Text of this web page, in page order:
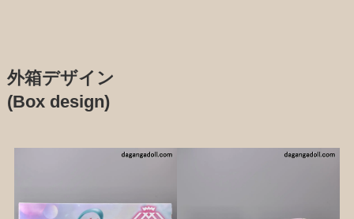
外箱デザイン
(Box design)